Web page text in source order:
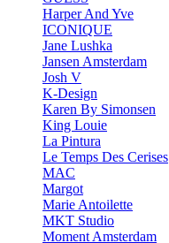
Harper And Yve
ICONIQUE
Jane Lushka
Jansen Amsterdam
Josh V
K-Design
Karen By Simonsen
King Louie
La Pintura
Le Temps Des Cerises
MAC
Margot
Marie Antoilette
MKT Studio
Moment Amsterdam